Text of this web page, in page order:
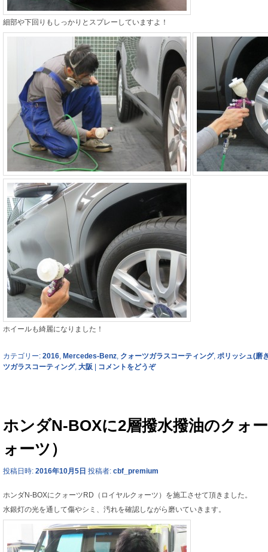
細部や下回りもしっかりとスプレーしていますよ！
ホイールも綺麗になりました！
カテゴリー: 2016, Mercedes-Benz, クォーツガラスコーティング, ポリッシュ(磨
ツガラスコーティング, 大阪 コメントをどうぞ
ホンダN-BOXに2層撥水撥油のクォ
ォーツ）
投稿日時: 2016年10月5日 投稿者: cbf_premium
ホンダN-BOXにクォーツRD（ロイヤルクォーツ）を施工させて頂きました。
水銀灯の光を通して傷やシミ、汚れを確認しながら磨いていきます。